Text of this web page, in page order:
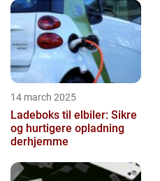
14 march 2025
Ladeboks til elbiler: Sikre
og hurtigere opladning
derhjemme